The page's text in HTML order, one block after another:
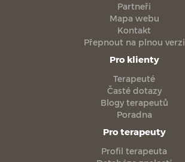
Partneři
Mapa webu
Kontakt
Přepnout na plnou verzi
Pro klienty
Terapeuté
Časté dotazy
Blogy terapeutů
Poradna
Pro terapeuty
Profil terapeuta